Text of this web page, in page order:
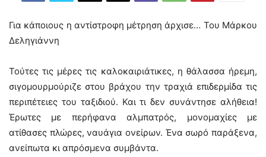
Για κάποιους η αντίστροφη μέτρηση άρχισε… Του Μάρκου
Δεληγιάννη
Τούτες τις μέρες τις καλοκαιριάτικες, η θάλασσα ήρεμη,
σιγομουρμούριζε στου βράχου την τραχιά επιδερμίδα τις
περιπέτειες του ταξιδιού. Και τι δεν συνάντησε αλήθεια!
Έρωτες με περήφανα αλμπατρός, μονομαχίες με
ατίθασες πλώρες, ναυάγια ονείρων. Ένα σωρό παράξενα,
ανείπωτα κι απρόσμενα συμβάντα.